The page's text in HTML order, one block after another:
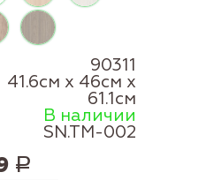
90311
41.6см x 46см x
61.1см
В наличии
SN.TM-002
Р